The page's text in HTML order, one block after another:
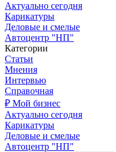
Актуально сегодня
Карикатуры
Деловые и смелые
Автоцентр "НП"
Категории
Статьи
Мнения
Интервью
Справочная
₽ Мой бизнес
Актуально сегодня
Карикатуры
Деловые и смелые
Автоцентр "НП"